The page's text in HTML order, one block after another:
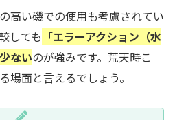
高い磯での使用も考慮されてい
しても 「エラーアクション（水
ないのが強みです。荒天時こ
場面と言えるでしょう。